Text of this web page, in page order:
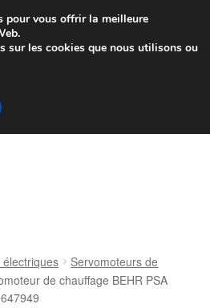
à partir de 7 EUR
de 9 h à 16 h
Servomoteurs de
de chauffage BEHR PSA
pour vous offrir la meilleure
sur les cookies que nous utilisons ou